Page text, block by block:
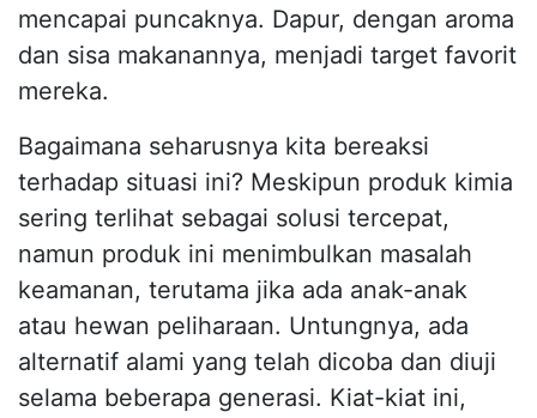
mencapai puncaknya. Dapur, dengan aroma
dan sisa makanannya, menjadi target favorit
mereka.
Bagaimana seharusnya kita bereaksi
terhadap situasi ini? Meskipun produk kimia
sering terlihat sebagai solusi tercepat,
namun produk ini menimbulkan masalah
keamanan, terutama jika ada anak-anak
atau hewan peliharaan. Untungnya, ada
alternatif alami yang telah dicoba dan diuji
selama beberapa generasi. Kiat-kiat ini,